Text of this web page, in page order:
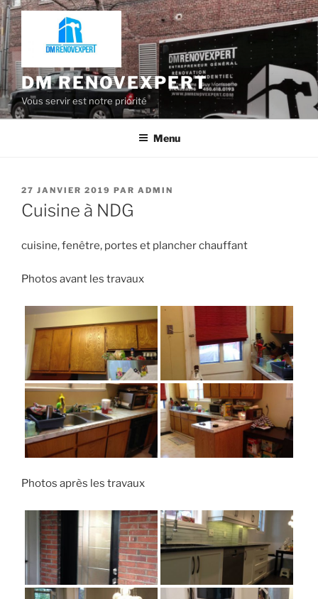
Aller
au
contenu
DM RENOVEXPERT
Vous servir est notre priorité
Menu
PUBLIÉ
LE
27 JANVIER 2019 PAR ADMIN
Cuisine à NDG
cuisine, fenêtre, portes et plancher chauffant
Photos avant les travaux
Photos après les travaux